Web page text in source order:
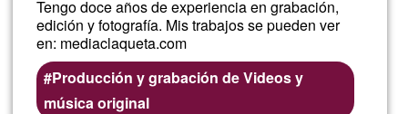
Tengo doce años de experiencia en grabación,
edición y fotografía. Mis trabajos se pueden ver
en: mediaclaqueta.com
Producción y grabación de Videos y
música original